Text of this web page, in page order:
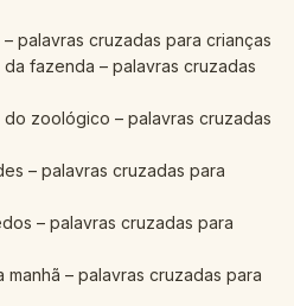
palavras cruzadas para crianças
fazenda – palavras cruzadas
zoológico – palavras cruzadas
– palavras cruzadas para
– palavras cruzadas para
– palavras cruzadas para